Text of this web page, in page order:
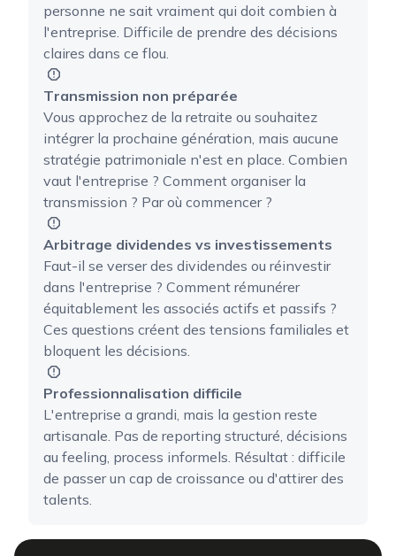
personne ne sait vraiment qui doit combien à
l'entreprise. Difficile de prendre des décisions
claires dans ce flou.
Transmission non préparée
Vous approchez de la retraite ou souhaitez
intégrer la prochaine génération, mais aucune
stratégie patrimoniale n'est en place. Combien
vaut l'entreprise ? Comment organiser la
transmission ? Par où commencer ?
Arbitrage dividendes vs investissements
Faut-il se verser des dividendes ou réinvestir
dans l'entreprise ? Comment rémunérer
équitablement les associés actifs et passifs ?
Ces questions créent des tensions familiales et
bloquent les décisions.
Professionnalisation difficile
L'entreprise a grandi, mais la gestion reste
artisanale. Pas de reporting structuré, décisions
au feeling, process informels. Résultat : difficile
de passer un cap de croissance ou d'attirer des
talents.